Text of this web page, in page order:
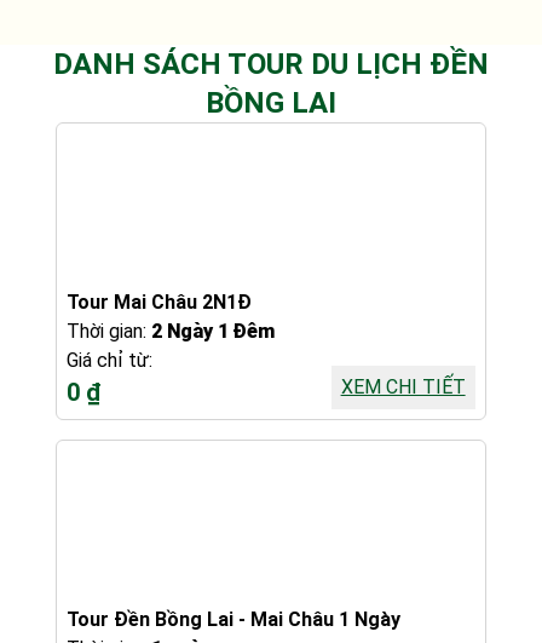
DANH SÁCH TOUR DU LỊCH ĐỀN
BỒNG LAI
Tour Mai Châu 2N1Đ
Thời gian: 2 Ngày 1 Đêm
Giá chỉ từ:
0 ₫ XEM CHI TIẾT
Tour Đền Bồng Lai - Mai Châu 1 Ngày